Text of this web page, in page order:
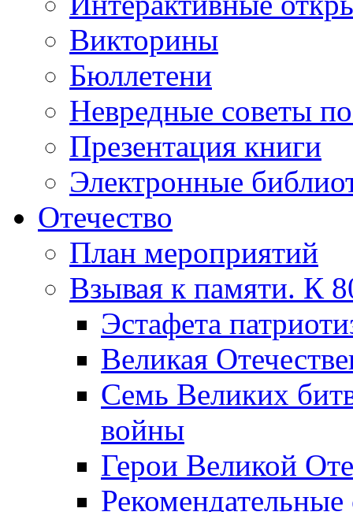
Викторины
Бюллетени
Невредные советы
Презентация книги
Электронные
Отечество
План мероприятий
Взывая к памяти. К
Эcтафета
Великая
Семь Великих
войны
Герои Великой
Рекомендательные